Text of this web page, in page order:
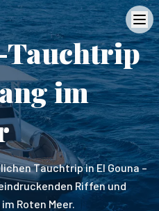
Tauchtrip
im
Tauchtrip in El Gouna –
Riffen und
Roten Meer.